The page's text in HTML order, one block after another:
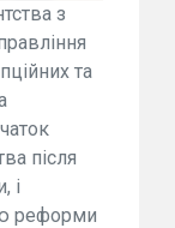
з
та
після
і
реформи